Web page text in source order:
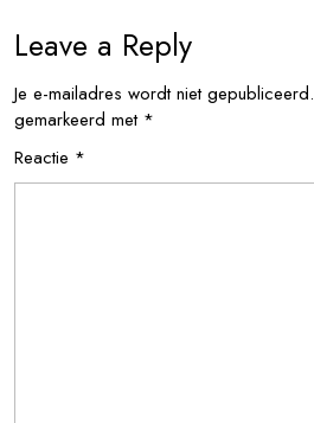
Leave a Reply
Je e-mailadres wordt niet gepubliceerd.
gemarkeerd met *
Reactie *